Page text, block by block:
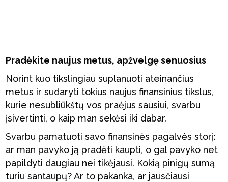
Pradėkite naujus metus, apžvelgę senuosius
Norint kuo tikslingiau suplanuoti ateinančius
metus ir sudaryti tokius naujus finansinius tikslus,
kurie nesubliūkštų vos praėjus sausiui, svarbu
įsivertinti, o kaip man sekėsi iki dabar.
Svarbu pamatuoti savo finansinės pagalvės storį:
ar man pavyko ją pradėti kaupti, o gal pavyko net
papildyti daugiau nei tikėjausi. Kokią pinigų sumą
turiu santaupų? Ar to pakanka, ar jausčiausi